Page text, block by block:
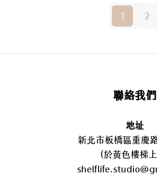
1 2
聯絡我們
地址
新北市板橋區重慶
(於黃色樓梯